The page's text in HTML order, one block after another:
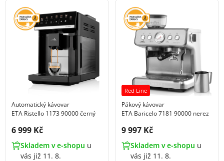
Automatický kávovar
ETA Ristello 1173 90000 černý
Cena s DPH:
6 999 Kč
Skladem v e-shopu u
vás již 11. 8.
Red Line
Pákový kávovar
ETA Baricelo 7181 90000 nerez
Cena s DPH:
9 997 Kč
Skladem v e-shopu u
vás již 11. 8.